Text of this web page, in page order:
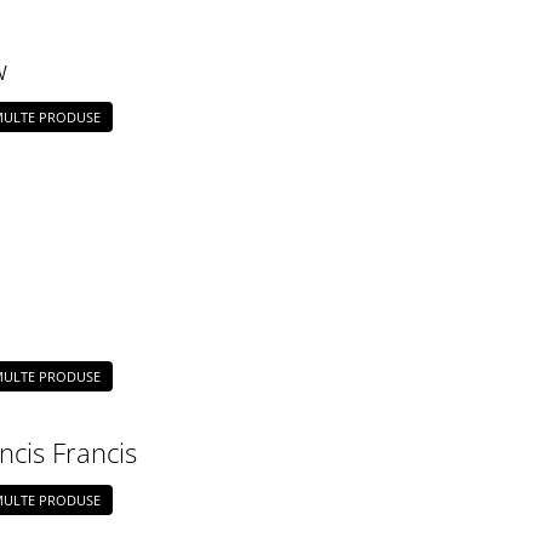
PRODUSE
PRODUSE
Francis
PRODUSE